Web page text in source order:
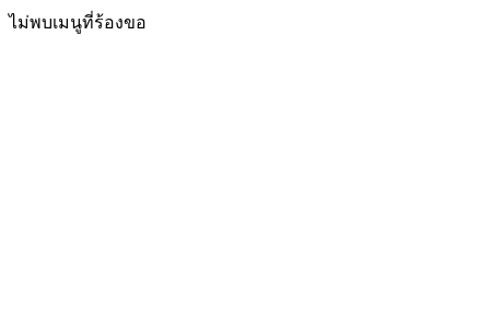
ไม่พบเมนูที่ร้องขอ